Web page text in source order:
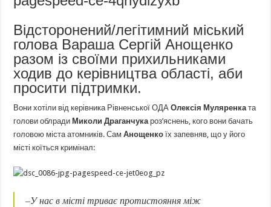
Відсторонений/легітимний міський
голова Вараша Сергій Анощенко
разом із своїми прихильниками
ходив до керівництва області, аби
просити підтримки.
Вони хотіли від керівника Рівненської ОДАОлексія Муляренка та
голови облради Миколи Драганчука роз’яснень, кого вони бачать
головою міста атомників. СамАнощенко їх запевняв, що у його
місті коїться кримінал:
–У нас в місті триває протистояння між